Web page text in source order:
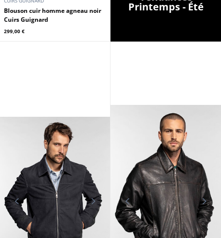
Blouson cuir homme agneau noir
Cuirs Guignard
299,00 €
Printemps - Été